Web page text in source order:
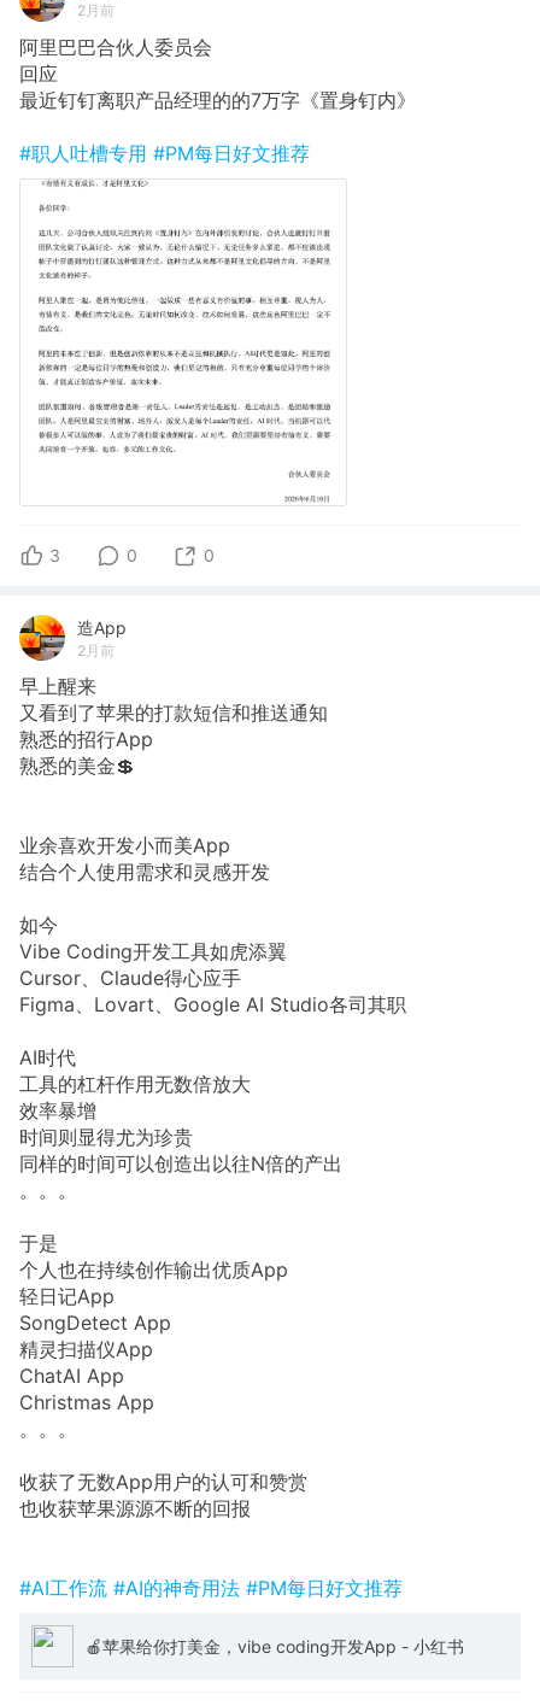
2月前
阿里巴巴合伙人委员会
回应
最近钉钉离职产品经理的的7万字《置身钉内》 ​​​​
#职人吐槽专用 #PM每日好文推荐
3 0 0
造App
2月前
早上醒来
又看到了苹果的打款短信和推送通知
熟悉的招行App
熟悉的美金💲
业余喜欢开发小而美App
结合个人使用需求和灵感开发
如今
Vibe Coding开发工具如虎添翼
Cursor、Claude得心应手
Figma、Lovart、Google AI Studio各司其职
AI时代
工具的杠杆作用无数倍放大
效率暴增
时间则显得尤为珍贵
同样的时间可以创造出以往N倍的产出
。。。
于是
个人也在持续创作输出优质App
轻日记App
SongDetect App
精灵扫描仪App
ChatAI App
Christmas App
。。。
收获了无数App用户的认可和赞赏
也收获苹果源源不断的回报
#AI工作流 #AI的神奇用法 #PM每日好文推荐
🍎苹果给你打美金，vibe coding开发App - 小红书